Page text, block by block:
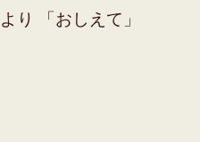
より 「おしえて」